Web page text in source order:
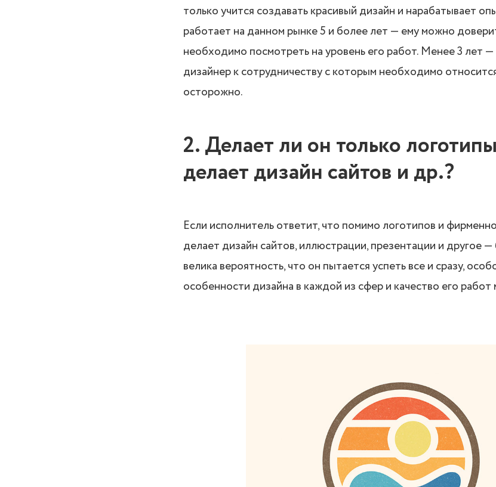
только учится создавать красивый дизайн и нарабатывает
работает на данном рынке 5 и более лет — ему можно
необходимо посмотреть на уровень его работ. Менее 3 лет
дизайнер к сотрудничеству с которым необходимо
осторожно.
2. Делает ли он только
делает дизайн сайтов и др.?
Если исполнитель ответит, что помимо логотипов и
делает дизайн сайтов, иллюстрации, презентации и другое
велика вероятность, что он пытается успеть все и сразу,
особенности дизайна в каждой из сфер и качество его